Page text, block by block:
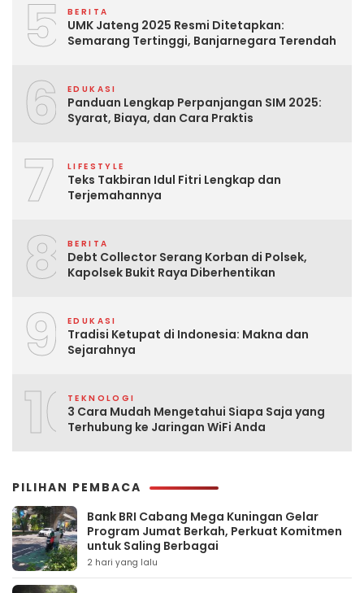
5 BERITA
UMK Jateng 2025 Resmi Ditetapkan:
Semarang Tertinggi, Banjarnegara Terendah
6 EDUKASI
Panduan Lengkap Perpanjangan SIM 2025:
Syarat, Biaya, dan Cara Praktis
7 LIFESTYLE
Teks Takbiran Idul Fitri Lengkap dan
Terjemahannya
8 BERITA
Debt Collector Serang Korban di Polsek,
Kapolsek Bukit Raya Diberhentikan
9 EDUKASI
Tradisi Ketupat di Indonesia: Makna dan
Sejarahnya
10TEKNOLOGI
3 Cara Mudah Mengetahui Siapa Saja yang
Terhubung ke Jaringan WiFi Anda
PILIHAN PEMBACA
Bank BRI Cabang Mega Kuningan Gelar
Program Jumat Berkah, Perkuat Komitmen
untuk Saling Berbagai
2 hari yang lalu